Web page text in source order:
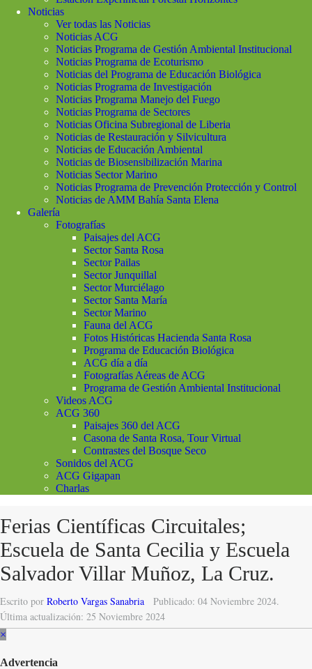
Noticias
Ver todas las Noticias
Noticias ACG
Noticias Programa de Gestión Ambiental Institucional
Noticias Programa de Ecoturismo
Noticias del Programa de Educación Biológica
Noticias Programa de Investigación
Noticias Programa Manejo del Fuego
Noticias Programa de Sectores
Noticias Oficina Subregional de Liberia
Noticias de Restauración y Silvicultura
Noticias de Educación Ambiental
Noticias de Biosensibilización Marina
Noticias Sector Marino
Noticias Programa de Prevención Protección y Control
Noticias de AMM Bahía Santa Elena
Galería
Fotografías
Paisajes del ACG
Sector Santa Rosa
Sector Pailas
Sector Junquillal
Sector Murciélago
Sector Santa María
Sector Marino
Fauna del ACG
Fotos Históricas Hacienda Santa Rosa
Programa de Educación Biológica
ACG día a día
Fotografías Aéreas de ACG
Programa de Gestión Ambiental Institucional
Videos ACG
ACG 360
Paisajes 360 del ACG
Casona de Santa Rosa, Tour Virtual
Contrastes del Bosque Seco
Sonidos del ACG
ACG Gigapan
Charlas
Ferias Científicas Circuitales;
Escuela de Santa Cecilia y Escuela
Salvador Villar Muñoz, La Cruz.
Escrito por Roberto Vargas Sanabria
Publicado: 04 Noviembre 2024.
Última actualización: 25 Noviembre 2024
×
Advertencia